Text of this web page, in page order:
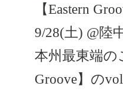
【Eastern
9/28(土) @陸
本州最東端の
Groove】の